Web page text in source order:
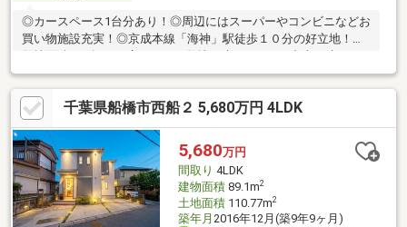
◎カースペース1台分あり！◎周辺にはスーパーやコンビニなどお
買い物施設充実！◎京成本線「海神」駅徒歩１０分の好立地！◎
す！◎豊富な収納が魅力！◎子育てしやすい住環境！
千葉県船橋市西船２ 5,680万円 4LDK
5,680万円
間取り 4LDK
建物面積89.1m2
土地面積110.77m2
築年月 2016年12月(築9年9ヶ月)